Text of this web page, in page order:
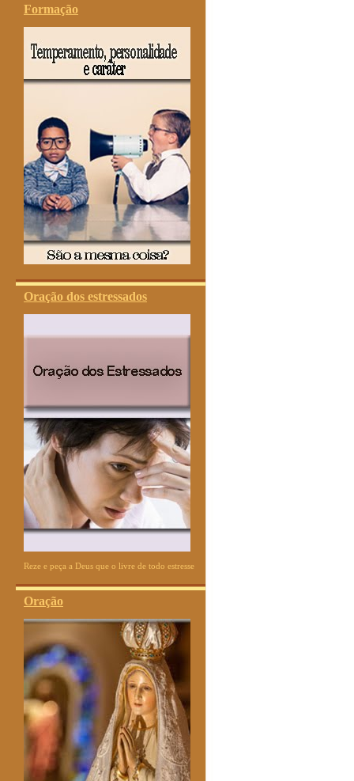
Formação
Oração dos estressados
Reze e peça a Deus que o livre de todo estresse
Oração